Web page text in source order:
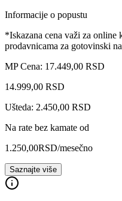
Informacije o popustu
*Iskazana cena važi za
prodavnicama za gotovinski
MP Cena: 17.449,00 RSD
14.999,00 RSD
Ušteda: 2.450,00 RSD
Na rate bez kamate od
1.250,00RSD/mesečno
Saznajte više